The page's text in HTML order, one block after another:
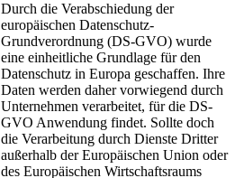
Durch die Verabschiedung der
europäischen Datenschutz-
Grundverordnung (DS-GVO) wurde
eine einheitliche Grundlage für den
Datenschutz in Europa geschaffen. Ihre
Daten werden daher vorwiegend durch
Unternehmen verarbeitet, für die DS-
GVO Anwendung findet. Sollte doch
die Verarbeitung durch Dienste Dritter
außerhalb der Europäischen Union oder
des Europäischen Wirtschaftsraums